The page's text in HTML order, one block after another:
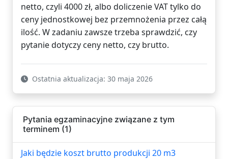
netto, czyli 4000 zł, albo doliczenie VAT tylko do
ceny jednostkowej bez przemnożenia przez całą
ilość. W zadaniu zawsze trzeba sprawdzić, czy
pytanie dotyczy ceny netto, czy brutto.
Ostatnia aktualizacja: 30 maja 2026
Pytania egzaminacyjne związane z tym
terminem (1)
Jaki będzie koszt brutto produkcji 20 m3